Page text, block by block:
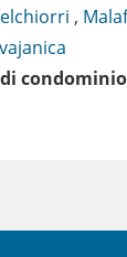
,
condominio